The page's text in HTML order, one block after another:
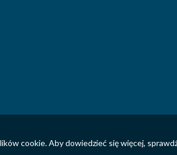
cookie. Aby dowiedzieć się więcej,